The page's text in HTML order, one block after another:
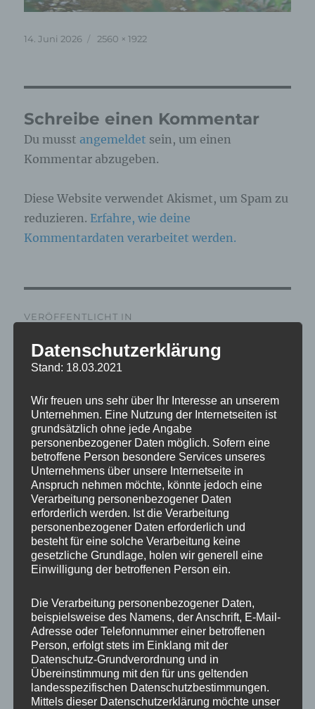
Veröffentlicht
14. Juni 2026 Originalgröße
2560 × 1922
Schreibe einen Kommentar
Du musst angemeldet sein, um einen
Kommentar abzugeben.
Diese Website verwendet Akismet, um Spam zu
reduzieren. Erfahre, wie deine
Kommentardaten verarbeitet werden.
VERÖFFENTLICHT IN
IMG_6729_mL
MP Mario Porten
Beratung
Training
Coaching
Impulsvorträge
Datenschutzerklärung
Stand: 18.03.2021
Wir freuen uns sehr über Ihr Interesse an unserem
Unternehmen. Eine Nutzung der Internetseiten ist
grundsätzlich ohne jede Angabe
personenbezogener Daten möglich. Sofern eine
betroffene Person besondere Services unseres
Unternehmens über unsere Internetseite in
Anspruch nehmen möchte, könnte jedoch eine
Verarbeitung personenbezogener Daten
erforderlich werden. Ist die Verarbeitung
personenbezogener Daten erforderlich und
besteht für eine solche Verarbeitung keine
gesetzliche Grundlage, holen wir generell eine
Einwilligung der betroffenen Person ein.
Die Verarbeitung personenbezogener Daten,
beispielsweise des Namens, der Anschrift, E-Mail-
Adresse oder Telefonnummer einer betroffenen
Person, erfolgt stets im Einklang mit der
Datenschutz-Grundverordnung und in
Übereinstimmung mit den für uns geltenden
landesspezifischen Datenschutzbestimmungen.
Mittels dieser Datenschutzerklärung möchte unser